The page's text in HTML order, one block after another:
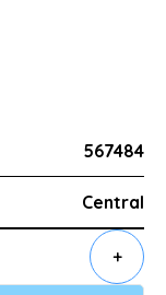
567484
Central
+